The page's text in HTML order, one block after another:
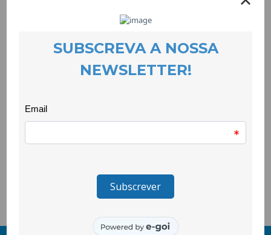
liberdade de todos e todasnós, impossível sem uma
atribuído à CooLabora é uma grande honra.
A CooLabora saúda todas as pessoas e entidades
Cipriano; Mérito Profissional – José da Costa Júnior;Mérito
Desportivo – João Fonseca (SC Covilhã); MelhorAtleta Futsal –